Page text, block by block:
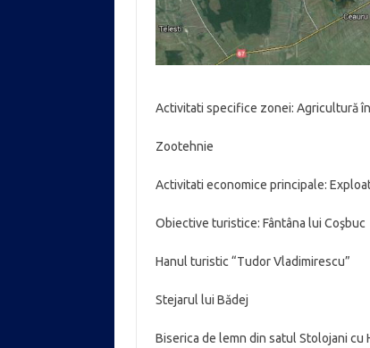
Activitati specifice zonei: Agricultură
Zootehnie
Activitati economice principale:
Obiective turistice: Fântâna lui Coşbuc
Hanul turistic “Tudor Vladimirescu”
Stejarul lui Bădej
Biserica de lemn din satul Stolojani cu